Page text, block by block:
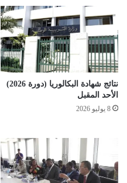
ح
ا
ر
س
ه
س
ف
ي
ا
ي
نتائج شهادة البكالوريا (دورة 2026)
الأحد المقبل
8 يوليو 2026